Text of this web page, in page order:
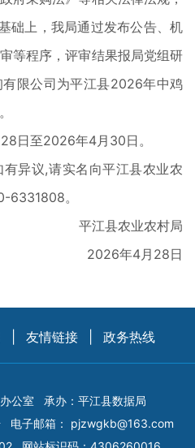
础上，我局通过发布公告、机
等程序，评审结果报局党组研
限公司为平江县2026年中鸡
至2026年4月30日。
异议,请实名向平江县农业农
6331808。
平江县农业农村局
2026年4月28日
友情链接 政务热线
公室
承办：平江县数据局
电子邮箱： pjzwgkb@163.com